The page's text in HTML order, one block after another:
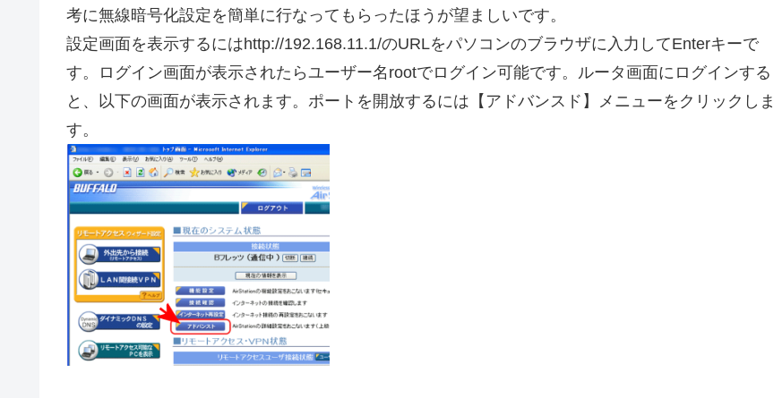
考に無線暗号化設定を簡単に行なってもらったほうが望ましいです。
設定画面を表示するにはhttp://192.168.11.1/のURLをパソコンのブラウザに入力してEnterキーで
す。ログイン画面が表示されたらユーザー名rootでログイン可能です。ルータ画面にログインする
と、以下の画面が表示されます。ポートを開放するには【アドバンスド】メニューをクリックしま
す。